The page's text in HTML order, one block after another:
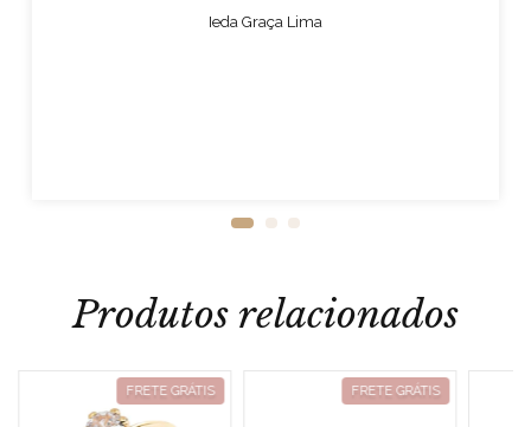
Ieda Graça Lima
Produtos relacionados
FRETE GRÁTIS FRETE GRÁTIS